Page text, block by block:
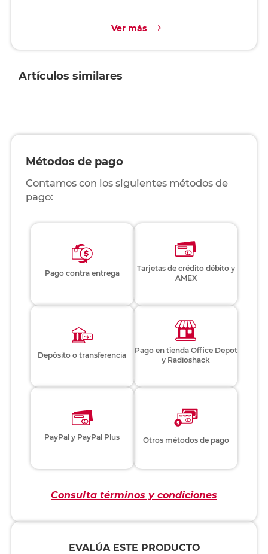
Ver más
Artículos similares
Métodos de pago
Contamos con los siguientes métodos de
pago:
Pago contra entrega
Tarjetas de crédito débito y
AMEX
Depósito o transferencia
Pago en tienda Office Depot
y Radioshack
PayPal y PayPal Plus Otros métodos de pago
Consulta términos y condiciones
EVALÚA ESTE PRODUCTO